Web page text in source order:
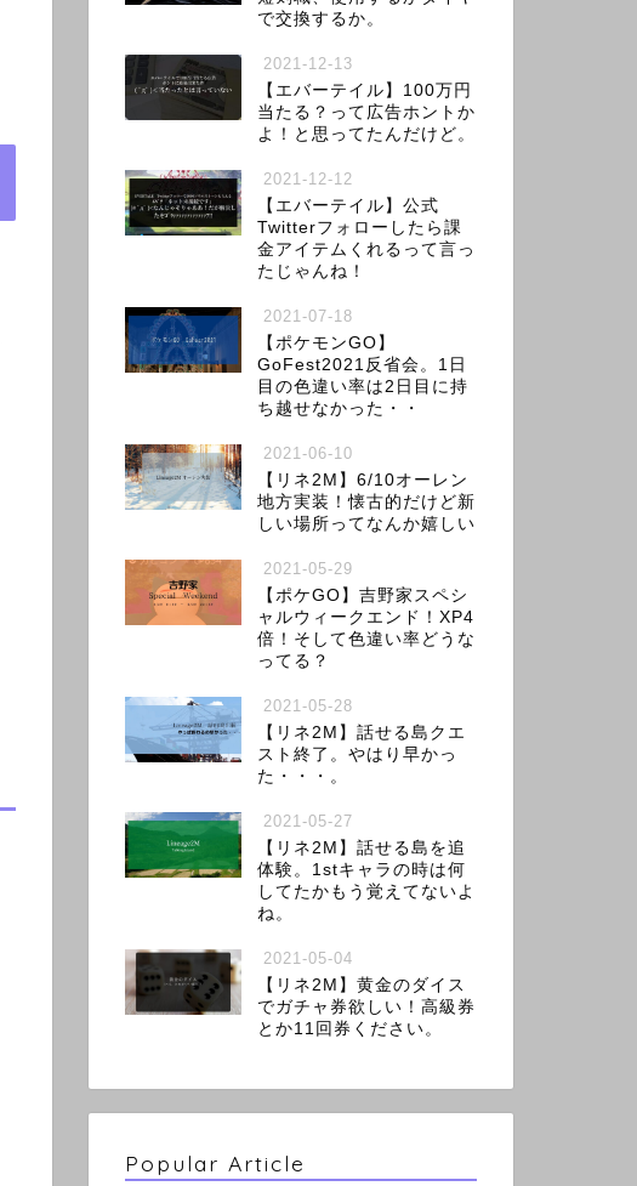
で交換するか。
2021-12-13
【エバーテイル】100万円
当たる？って広告ホントか
よ！と思ってたんだけど。
2021-12-12
【エバーテイル】公式
Twitterフォローしたら課
金アイテムくれるって言っ
たじゃんね！
2021-07-18
【ポケモンGO】
GoFest2021反省会。1日
目の色違い率は2日目に持
ち越せなかった・・
2021-06-10
【リネ2M】6/10オーレン
地方実装！懐古的だけど新
しい場所ってなんか嬉しい
2021-05-29
【ポケGO】吉野家スペシ
ャルウィークエンド！XP4
倍！そして色違い率どうな
ってる？
2021-05-28
【リネ2M】話せる島クエ
スト終了。やはり早かっ
た・・・。
2021-05-27
【リネ2M】話せる島を追
体験。1stキャラの時は何
してたかもう覚えてないよ
ね。
2021-05-04
【リネ2M】黄金のダイス
でガチャ券欲しい！高級券
とか11回券ください。
Popular Article